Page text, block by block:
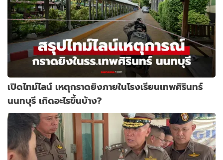
เปิดไทม์ไลน์ เหตุกราดยิงภายในโรงเรียนเทพศิรินทร์
นนทบุรี เกิดอะไรขึ้นบ้าง?